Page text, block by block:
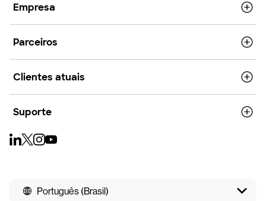
Empresa
Parceiros
Clientes atuais
Suporte
Português (Brasil)